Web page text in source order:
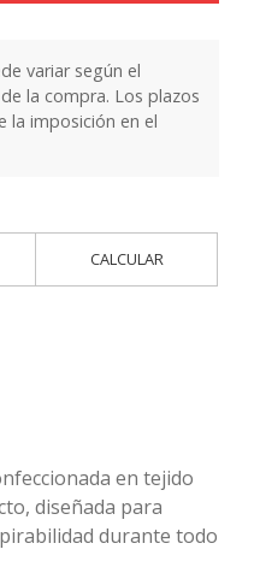
variar según el
la compra. Los plazos
la imposición en el
CALCULAR
en tejido
diseñada para
durante todo